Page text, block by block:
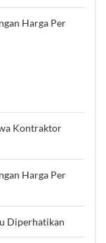
Harga Per
Kontraktor
Harga Per
Diperhatikan